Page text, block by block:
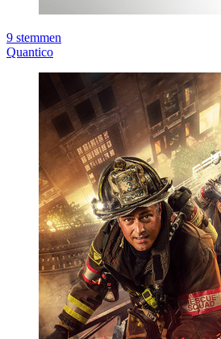
9 stemmen
Quantico